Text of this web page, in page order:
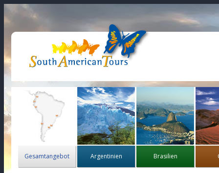
Gesamtangebot Argentinien Brasilien